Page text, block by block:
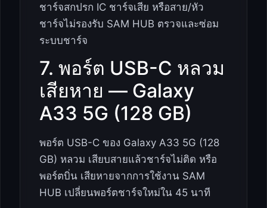
ชาร์จสกปรก IC ชาร์จเสีย หรือสาย/หัว
ชาร์จไม่รองรับ SAM HUB ตรวจและซ่อม
ระบบชาร์จ
7. พอร์ต USB-C หลวม
เสียหาย — Galaxy
A33 5G (128 GB)
พอร์ต USB-C ของ Galaxy A33 5G (128
GB) หลวม เสียบสายแล้วชาร์จไม่ติด หรือ
พอร์ตบิ่น เสียหายจากการใช้งาน SAM
HUB เปลี่ยนพอร์ตชาร์จใหม่ใน 45 นาที